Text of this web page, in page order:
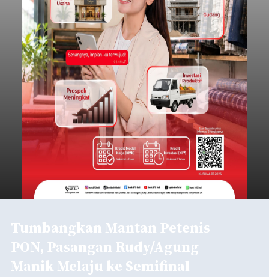
Tumbangkan Mantan Petenis
PON, Pasangan Rudy/Agung
Manik Melaju ke Semifinal